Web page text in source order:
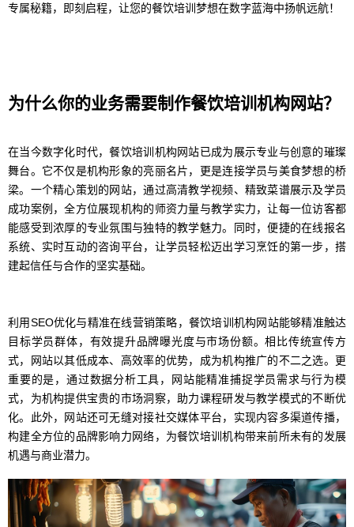
专属秘籍，即刻启程，让您的餐饮培训梦想在数字蓝海中扬帆远航！
为什么你的业务需要制作餐饮培训机构网站？
在当今数字化时代，餐饮培训机构网站已成为展示专业与创意的璀璨
舞台。它不仅是机构形象的亮丽名片，更是连接学员与美食梦想的桥
梁。一个精心策划的网站，通过高清教学视频、精致菜谱展示及学员
成功案例，全方位展现机构的师资力量与教学实力，让每一位访客都
能感受到浓厚的专业氛围与独特的教学魅力。同时，便捷的在线报名
系统、实时互动的咨询平台，让学员轻松迈出学习烹饪的第一步，搭
建起信任与合作的坚实基础。
利用SEO优化与精准在线营销策略，餐饮培训机构网站能够精准触达
目标学员群体，有效提升品牌曝光度与市场份额。相比传统宣传方
式，网站以其低成本、高效率的优势，成为机构推广的不二之选。更
重要的是，通过数据分析工具，网站能精准捕捉学员需求与行为模
式，为机构提供宝贵的市场洞察，助力课程研发与教学模式的不断优
化。此外，网站还可无缝对接社交媒体平台，实现内容多渠道传播，
构建全方位的品牌影响力网络，为餐饮培训机构带来前所未有的发展
机遇与商业潜力。